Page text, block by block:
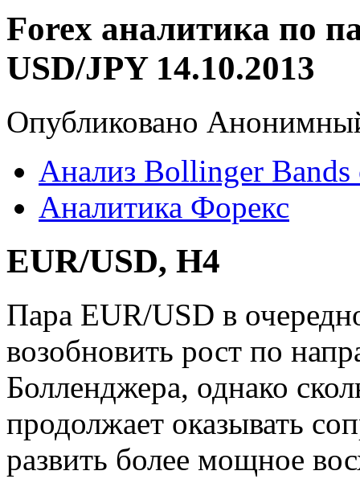
Forex аналитика по
USD/JPY 14.10.2013
Опубликовано
Анализ Bollinger
Аналитика Форекс
EUR/USD, H4
Пара EUR/USD в
возобновить рост по
Болленджера, однако
продолжает оказывать
развить более мощное